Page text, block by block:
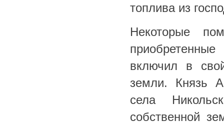
топлива из
Некоторые
включил в
земли. Князь
села
собственной